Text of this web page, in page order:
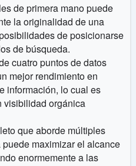
de primera mano puede
la originalidad de una
de posicionarse
de búsqueda.
cuatro puntos de datos
mejor rendimiento en
información, lo cual es
visibilidad orgánica
que aborde múltiples
maximizar el alcance
enormemente a las